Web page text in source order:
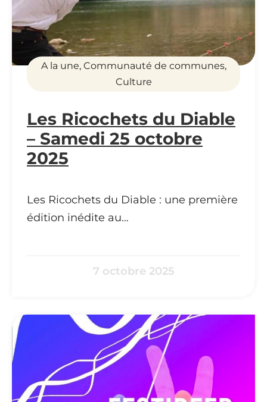
Les Ricochets du Diable
– Samedi 25 octobre
2025
Les Ricochets du Diable : une première
édition inédite au…
7 octobre 2025
A la une, Communauté de communes,
Culture